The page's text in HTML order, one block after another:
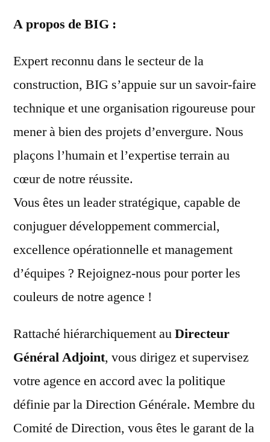
A propos de BIG :
Expert reconnu dans le secteur de la
construction, BIG s’appuie sur un savoir-faire
technique et une organisation rigoureuse pour
mener à bien des projets d’envergure. Nous
plaçons l’humain et l’expertise terrain au
cœur de notre réussite.
Vous êtes un leader stratégique, capable de
conjuguer développement commercial,
excellence opérationnelle et management
d’équipes ? Rejoignez-nous pour porter les
couleurs de notre agence !
Rattaché hiérarchiquement auDirecteur
Général Adjoint, vous dirigez et supervisez
votre agence en accord avec la politique
définie par la Direction Générale. Membre du
Comité de Direction, vous êtes le garant de la